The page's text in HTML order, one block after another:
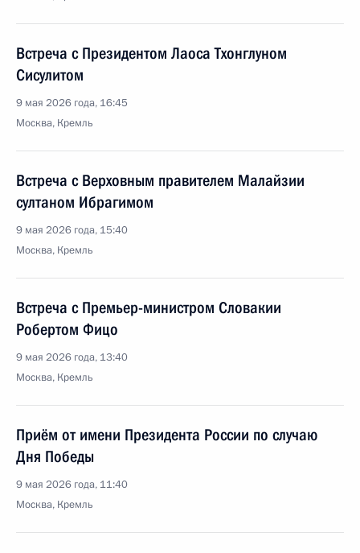
Встреча с Президентом Лаоса Тхонглуном
Сисулитом
9 мая 2026 года, 16:45
Москва, Кремль
Встреча с Верховным правителем Малайзии
султаном Ибрагимом
9 мая 2026 года, 15:40
Москва, Кремль
Встреча с Премьер-министром Словакии
Робертом Фицо
9 мая 2026 года, 13:40
Москва, Кремль
Приём от имени Президента России по случаю
Дня Победы
9 мая 2026 года, 11:40
Москва, Кремль